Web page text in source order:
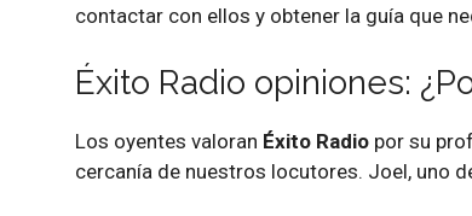
contactar con ellos y obtener la guía que
Éxito Radio opiniones:
Los oyentes valoran Éxito Radio por su
cercanía de nuestros locutores. Joel, uno